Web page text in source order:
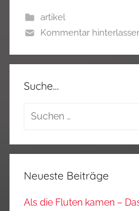
artikel
Kommentar
Suche…
Suchen
Neueste Beiträge
Als die Fluten kamen –